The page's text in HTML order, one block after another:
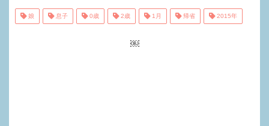
娘 息子 0歳 2歳 1月 帰省 2015年
￼